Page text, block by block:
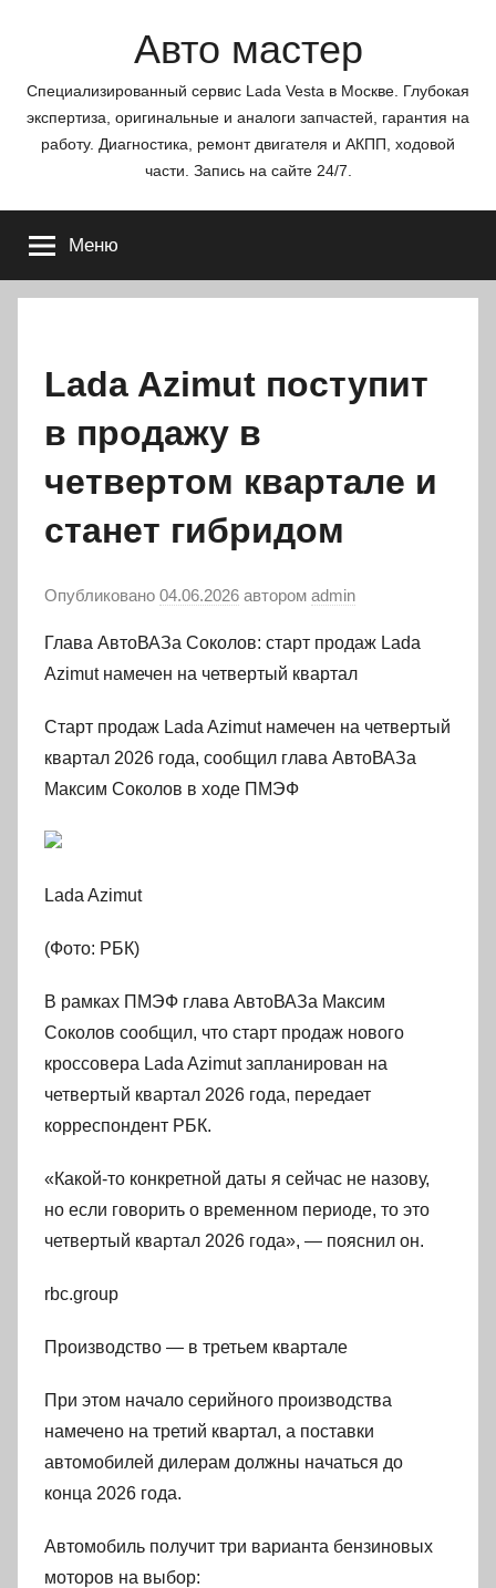
Авто мастер
Специализированный сервис Lada Vesta в Москве. Глубокая
экспертиза, оригинальные и аналоги запчастей, гарантия на
работу. Диагностика, ремонт двигателя и АКПП, ходовой
части. Запись на сайте 24/7.
Меню
Lada Azimut поступит
в продажу в
четвертом квартале и
станет гибридом
Опубликовано 04.06.2026 автором admin
Глава АвтоВАЗа Соколов: старт продаж Lada
Azimut намечен на четвертый квартал
Старт продаж Lada Azimut намечен на четвертый
квартал 2026 года, сообщил глава АвтоВАЗа
Максим Соколов в ходе ПМЭФ
Lada Azimut
(Фото: РБК)
В рамках ПМЭФ глава АвтоВАЗа Максим
Соколов сообщил, что старт продаж нового
кроссовера Lada Azimut запланирован на
четвертый квартал 2026 года, передает
корреспондент РБК.
«Какой-то конкретной даты я сейчас не назову,
но если говорить о временном периоде, то это
четвертый квартал 2026 года», — пояснил он.
rbc.group
Производство — в третьем квартале
При этом начало серийного производства
намечено на третий квартал, а поставки
автомобилей дилерам должны начаться до
конца 2026 года.
Автомобиль получит три варианта бензиновых
моторов на выбор: